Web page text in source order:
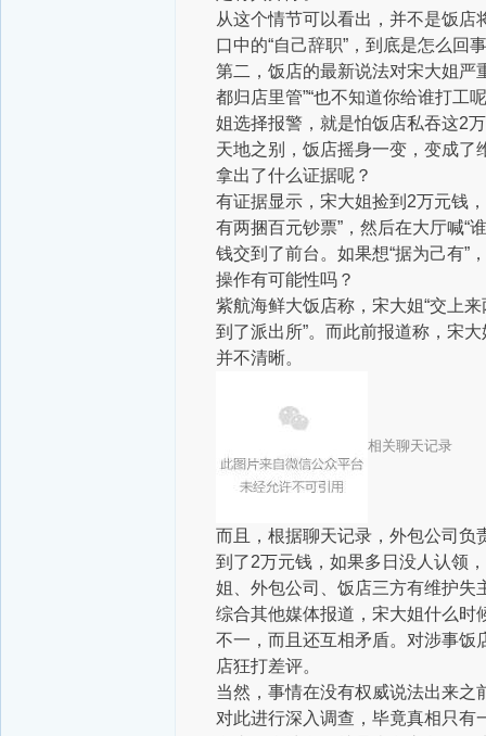
从这个情节可以看出，并不是饭
口中的“自己辞职”，到底是怎么回
第二，饭店的最新说法对宋大姐严
都归店里管”“也不知道你给谁打工
姐选择报警，就是怕饭店私吞这2
天地之别，饭店摇身一变，变成
拿出了什么证据呢？
有证据显示，宋大姐捡到2万元钱
有两捆百元钞票”，然后在大厅喊“
钱交到了前台。如果想“据为己有”
操作有可能性吗？
紫航海鲜大饭店称，宋大姐“交上
到了派出所”。而此前报道称，宋
并不清晰。
相关聊天记录
而且，根据聊天记录，外包公司负
到了2万元钱，如果多日没人认领
姐、外包公司、饭店三方有维护失
综合其他媒体报道，宋大姐什么时
不一，而且还互相矛盾。对涉事饭
店狂打差评。
当然，事情在没有权威说法出来
对此进行深入调查，毕竟真相只有